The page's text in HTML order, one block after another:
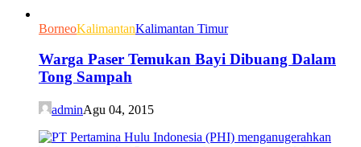
BorneoKalimantanKalimantan Timur
Warga Paser Temukan Bayi Dibuang Dalam
Tong Sampah
adminAgu 04, 2015